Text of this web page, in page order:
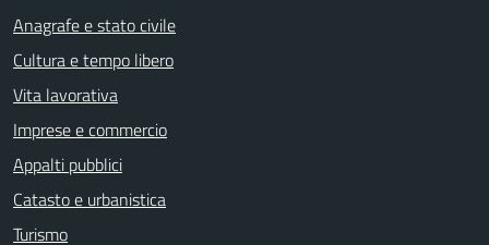
Anagrafe e stato civile
Cultura e tempo libero
Vita lavorativa
Imprese e commercio
Appalti pubblici
Catasto e urbanistica
Turismo